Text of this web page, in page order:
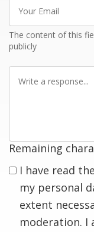
Email
The content of this
publicly
Remaining
I have read the
my personal
extent
moderation. I